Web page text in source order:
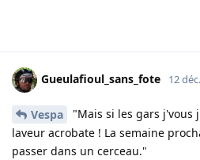
Gueulafioul_sans_fote 12
Vespa
"Mais si les gars j'vous
laveur acrobate ! La semaine
passer dans un cerceau."